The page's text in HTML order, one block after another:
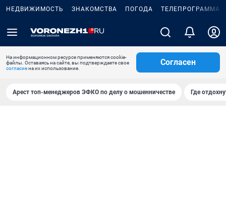
НЕДВИЖИМОСТЬ ЗНАКОМСТВА ПОГОДА ТЕЛЕПРОГРАММА
На информационном ресурсе применяются cookie-
файлы. Оставаясь на сайте, вы подтверждаете свое
согласиена их использование.
Согласен
Арест топ-менеджеров ЭФКО по делу о мошенничестве Где